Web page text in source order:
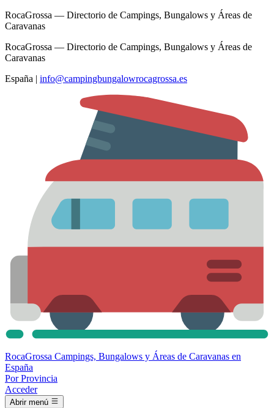
RocaGrossa — Directorio de Campings, Bungalows y Áreas de
Caravanas
RocaGrossa — Directorio de Campings, Bungalows y Áreas de
Caravanas
España | info@campingbungalowrocagrossa.es
RocaGrossa Campings, Bungalows y Áreas de Caravanas en
España
Por Provincia
Acceder
Abrir menú